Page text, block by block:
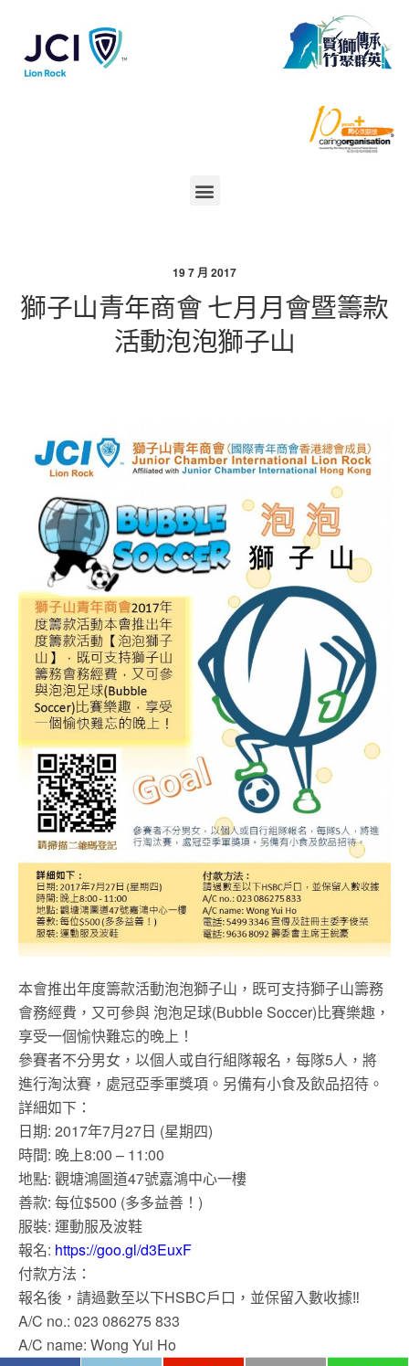
19 7 月 2017
獅子山青年商會 七月月會暨籌款
活動泡泡獅子山
本會推出年度籌款活動泡泡獅子山，既可支持獅子山籌務
會務經費，又可參與 泡泡足球(Bubble Soccer)比賽樂趣，
享受一個愉快難忘的晚上！
參賽者不分男女，以個人或自行組隊報名，每隊5人，將
進行淘汰賽，處冠亞季軍獎項。另備有小食及飲品招待。
詳細如下：
日期: 2017年7月27日 (星期四)
時間: 晚上8:00 – 11:00
地點: 觀塘鴻圖道47號嘉鴻中心一樓
善款: 每位$500 (多多益善！)
服裝: 運動服及波鞋
報名: https://goo.gl/d3EuxF
付款方法：
報名後，請過數至以下HSBC戶口，並保留入數收據‼
A/C no.: 023 086275 833
A/C name: Wong Yui Ho